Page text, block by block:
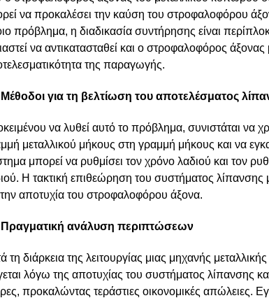
να προκαλέσει την καύση του στροφαλοφόρου
πρόβλημα, η διαδικασία συντήρησης είναι
να αντικατασταθεί και ο στροφαλοφόρος
της παραγωγής.
για τη βελτίωση του αποτελέσματος
να λυθεί αυτό το πρόβλημα, συνιστάται να
μεταλλικού μήκους στη γραμμή μήκους και να
μπορεί να ρυθμίσει τον χρόνο λαδιού και τον
Η τακτική επιθεώρηση του συστήματος
την αποτυχία του στροφαλοφόρου άξονα.
Πραγματική ανάλυση περιπτώσεων
τη διάρκεια της λειτουργίας μιας μηχανής
λόγω της αποτυχίας του συστήματος λίπανσης
προκαλώντας τεράστιες οικονομικές απώλειες.